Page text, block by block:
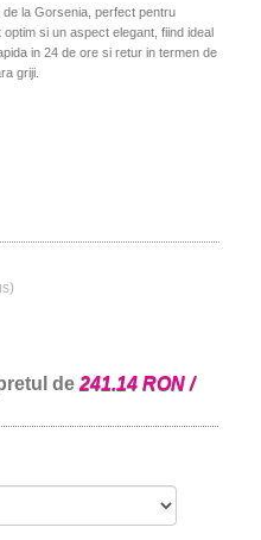
la Gorsenia, perfect pentru
si un aspect elegant, fiind ideal
in 24 de ore si retur in termen de
griji.
de 241.14 RON /